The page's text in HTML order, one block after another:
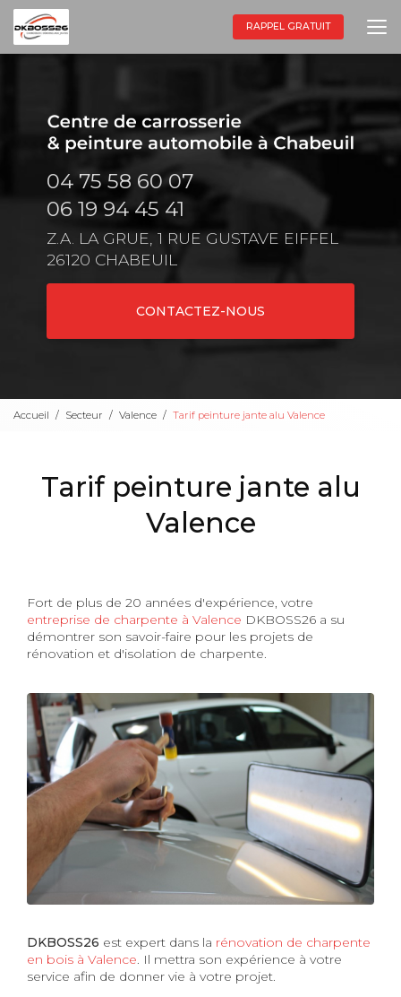
Aller
au
contenu
principal
RAPPEL GRATUIT
04 75 58 60 07
06 19 94 45 41
Z.A. LA GRUE, 1 RUE GUSTAVE EIFFEL
26120 CHABEUIL
CONTACTEZ-NOUS
Accueil Secteur Valence Tarif peinture jante alu Valence
Tarif peinture jante alu
Valence
Fort de plus de 20 années d'expérience, votre
entreprise de charpente à Valence DKBOSS26 a su
démontrer son savoir-faire pour les projets de
rénovation et d'isolation de charpente.
DKBOSS26 est expert dans la rénovation de charpente
en bois à Valence. Il mettra son expérience à votre
service afin de donner vie à votre projet.